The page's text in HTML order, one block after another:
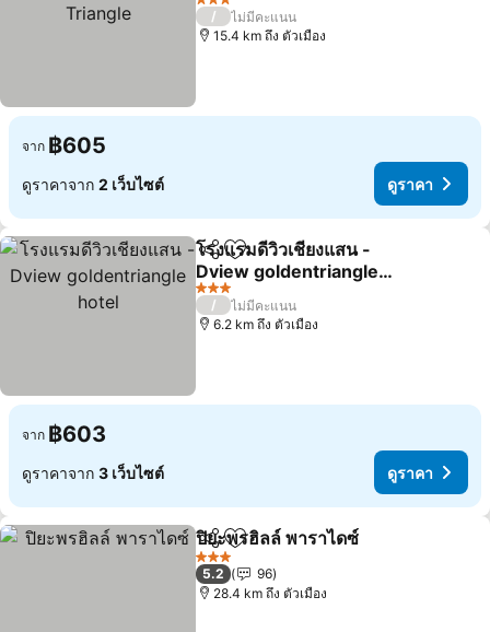
ดูราคา
3 ดาว
/
ไม่มีคะแนน
15.4 km ถึง ตัวเมือง
จาก ฿605
ดูราคาจาก 2 เว็บไซต์ ดูราคา
แชร์ เพิ่มในรายการโปรด
โรงแรมดีวิวเชียงแสน -
Dview goldentriangle
hotel
ดูราคา
3 ดาว
/
ไม่มีคะแนน
6.2 km ถึง ตัวเมือง
จาก ฿603
ดูราคาจาก 3 เว็บไซต์ ดูราคา
แชร์ เพิ่มในรายการโปรด
ปิยะพรฮิลล์ พาราไดซ์
3 ดาว
5.2
96
28.4 km ถึง ตัวเมือง